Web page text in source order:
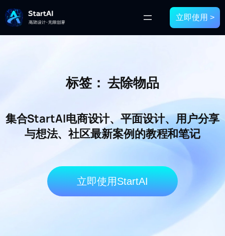
立即使用 >
标签： 去除物品
集合StartAI电商设计、平面设计、用户分享
与想法、社区最新案例的教程和笔记
立即使用StartAI